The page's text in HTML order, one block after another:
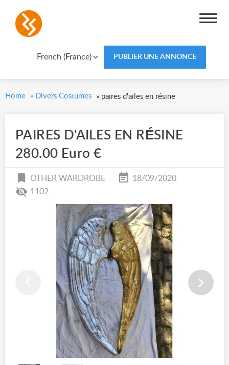
French (France) PUBLIER UNE ANNONCE
Home » Divers Costumes » paires d'ailes en résine
PAIRES D'AILES EN RÉSINE
280.00 Euro €
OTHER WARDROBE
18/09/2020
1102